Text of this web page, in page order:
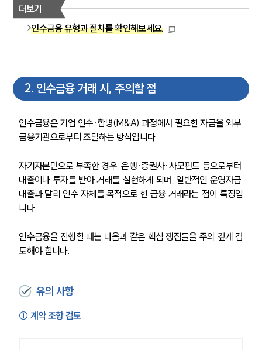
더보기
인수금융 유형과 절차를 확인해보세요.
2. 인수금융 거래 시, 주의할 점
인수금융은 기업 인수·합병(M&A) 과정에서 필요한 자금을 외부
금융기관으로부터 조달하는 방식입니다.
자기자본만으로 부족한 경우, 은행·증권사·사모펀드 등으로부터
대출이나 투자를 받아 거래를 실현하게 되며, 일반적인 운영자금
대출과 달리 인수 자체를 목적으로 한 금융 거래라는 점이 특징입
니다.
인수금융을 진행할 때는 다음과 같은 핵심 쟁점들을 주의 깊게 검
토해야 합니다.
유의 사항
① 계약 조항 검토